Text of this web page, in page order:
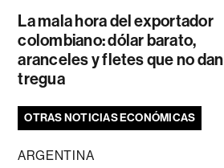
La mala hora del exportador
colombiano: dólar barato,
aranceles y fletes que no dan
tregua
OTRAS NOTICIAS ECONÓMICAS
ARGENTINA